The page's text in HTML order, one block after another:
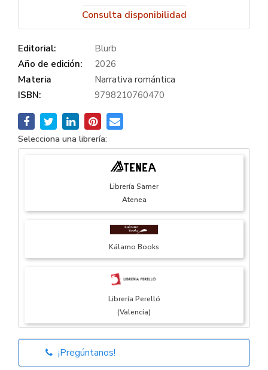
Consulta disponibilidad
Editorial:
Blurb
Año de edición:
2026
Materia
Narrativa romántica
ISBN:
9798210760470
Selecciona una librería:
Librería Samer
Atenea
Kálamo Books
Librería Perelló
(Valencia)
Librería Elías
¡Pregúntanos!